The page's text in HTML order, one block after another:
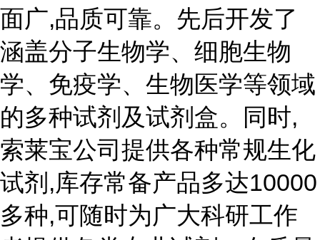
面广,品质可靠。先后开发了
涵盖分子生物学、细胞生物
学、免疫学、生物医学等领域
的多种试剂及试剂盒。同时,
索莱宝公司提供各种常规生化
试剂,库存常备产品多达10000
多种,可随时为广大科研工作